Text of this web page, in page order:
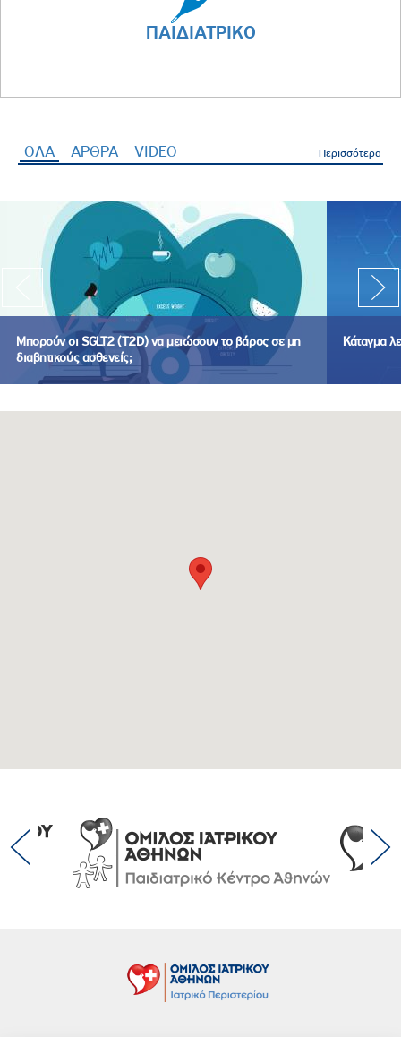
ΠΑΙΔΙΑΤΡΙΚΟ
ΟΛΑ (ενεργή καρτέλα)
ΑΡΘΡΑ VIDEO Περισσότερα
Μπορούν οι SGLT2 (T2D) να μειώσουν το βάρος σε μη
διαβητικούς ασθενείς;
Κάταγμα